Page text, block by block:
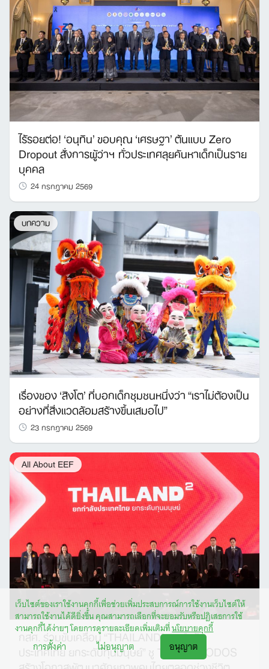
เว็บไซต์ของเราใช้งานคุกกี้เพื่อช่วยเพิ่มประสบการณ์การใช้งานเว็บไซต์ให้
สามารถใช้งานได้ดียิ่งขึ้น คุณสามารถเลือกที่จะยอมรับหรือปฏิเสธการใช้
งานคุกกี้ได้ง่ายๆ โดยการดูรายละเอียดเพิ่มเติมที่นโยบายคุกกี้
การตั้งค่า ไม่อนุญาต อนุญาต
ไร้รอยต่อ! ‘อนุทิน’ ขอบคุณ ‘เศรษฐา’ ต้นแบบ Zero
Dropout สั่งการผู้ว่าฯ ทั่วประเทศลุยค้นหาเด็กเป็นราย
บุคคล
24 กรกฎาคม 2569
บทความ
เรื่องของ ‘สิงโต’ ที่บอกเด็กชุมชนหนึ่งว่า “เราไม่ต้องเป็น
อย่างที่สิ่งแวดล้อมสร้างขึ้นเสมอไป”
23 กรกฎาคม 2569
All About EEF
กสศ. ร่วมขับเคลื่อน “THAILAND² ยกกำลัง
ประเทศไทย ยกระดับทุนมนุษย์” ชู TZD+ และ ODOS